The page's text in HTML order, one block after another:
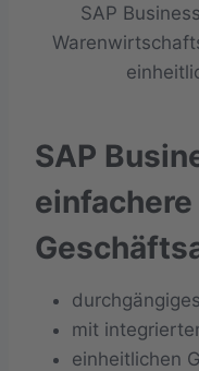
SAP
SAP
mit
einheitlichen